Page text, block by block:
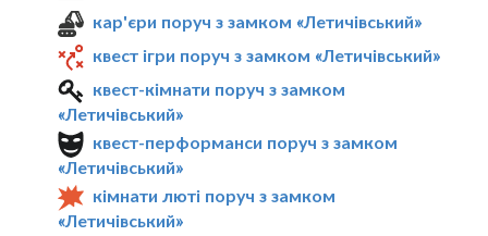
кар'єри поруч з замком «Летичівський»
квест ігри поруч з замком «Летичівський»
квест-кімнати поруч з замком
«Летичівський»
квест-перформанси поруч з замком
«Летичівський»
кімнати люті поруч з замком
«Летичівський»